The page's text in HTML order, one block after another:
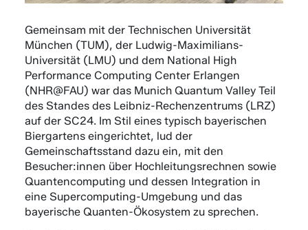
Gemeinsam mit der Technischen Universität
München (TUM), der Ludwig-Maximilians-
Universität (LMU) und dem National High
Performance Computing Center Erlangen
(NHR@FAU) war das Munich Quantum Valley Teil
des Standes des Leibniz-Rechenzentrums (LRZ)
auf der SC24. Im Stil eines typisch bayerischen
Biergartens eingerichtet, lud der
Gemeinschaftsstand dazu ein, mit den
Besucher:innen über Hochleitungsrechnen sowie
Quantencomputing und dessen Integration in
eine Supercomputing-Umgebung und das
bayerische Quanten-Ökosystem zu sprechen.